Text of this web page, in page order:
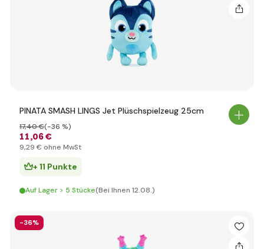
PINATA SMASH LINGS Jet Plüschspielzeug 25cm
11,06 €
17,40 €(-36 %)
9,29 € ohne MwSt
+ 11 Punkte
Auf Lager > 5 Stücke(Bei Ihnen 12.08.)
-36%